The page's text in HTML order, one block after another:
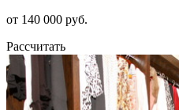
от 140 000 руб.
Рассчитать